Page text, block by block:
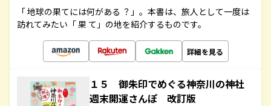
「 地球の果てには何がある ？」。本書は、旅人として一度は
訪れてみたい「 果 て」の地を紹介するものです。
詳細を見る
１５ 御朱印でめぐる神奈川の神社
週末開運さんぽ 改訂版